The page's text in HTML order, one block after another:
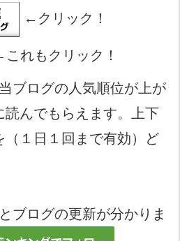
←クリック！
これもクリック！
ブログの人気順位が上が
読んでもらえます。上下
（１日１回まで有効）ど
ブログの更新が分かりま